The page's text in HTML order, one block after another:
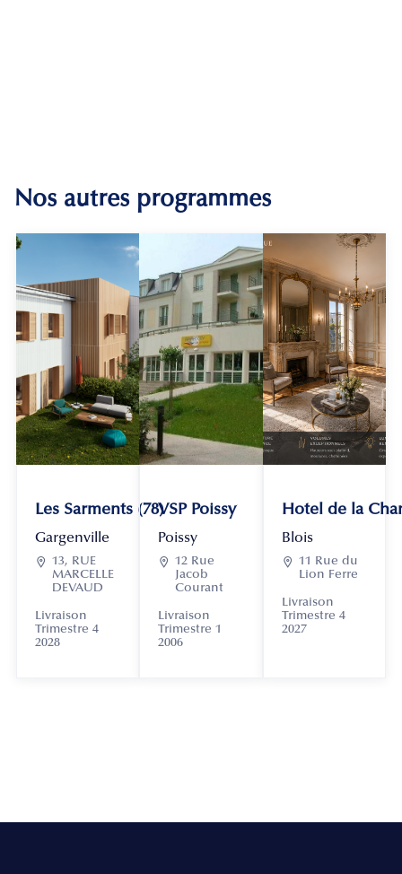
Nos autres programmes
Les Sarments (78)
Gargenville
 13, RUE
MARCELLE
DEVAUD
Livraison
Trimestre 4
2028
VSP Poissy
Poissy
 12 Rue
Jacob
Courant
Livraison
Trimestre 1
2006
Hotel de la
Blois
 11 Rue du
Lion Ferre
Livraison
Trimestre 4
2027